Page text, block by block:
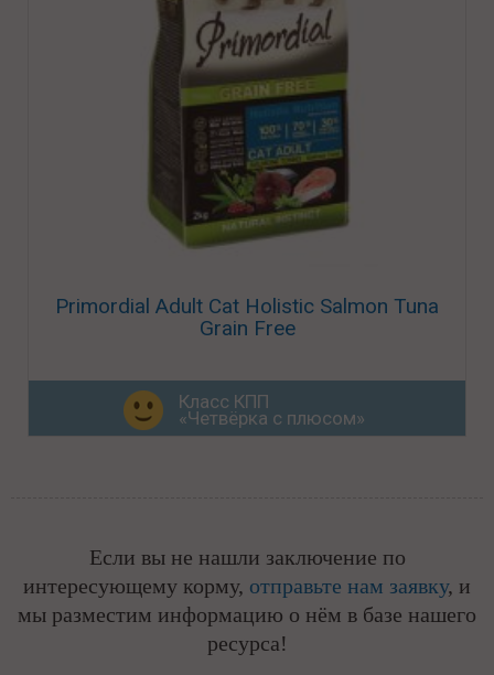
Primordial Adult Cat Holistic Salmon Tuna
Grain Free
Класс КПП
«Четвёрка с плюсом»
Если вы не нашли заключение по
интересующему корму, отправьте нам заявку, и
мы разместим информацию о нём в базе нашего
ресурса!